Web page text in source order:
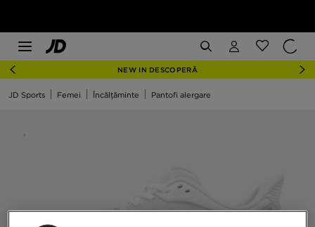
NEW IN DESCOPERĂ
JD Sports Femei Încălțăminte Pantofi alergare